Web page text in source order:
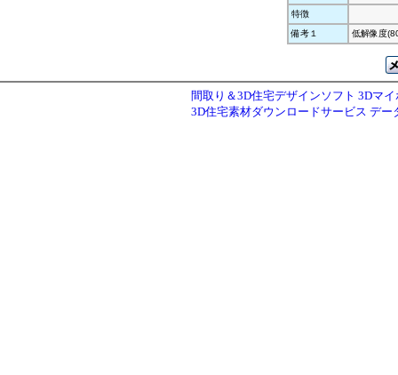
特徴
備考１
低解像度
間取り＆3D住宅デザインソフト 3Dマ
3D住宅素材ダウンロードサービス デー